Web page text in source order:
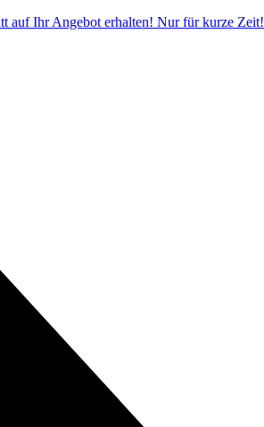
auf Ihr Angebot erhalten! Nur für kurze Zeit!